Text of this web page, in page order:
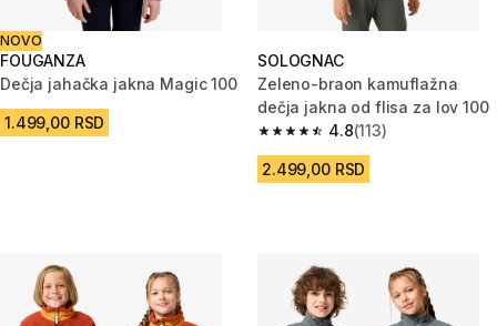
NOVO
FOUGANZA
Dečja jahačka jakna Magic 100
1.499,00 RSD
SOLOGNAC
Zeleno-braon kamuflažna
dečja jakna od flisa za lov 100
4.8
4.8 od 5 zvezdica from 113
(113)
2.499,00 RSD